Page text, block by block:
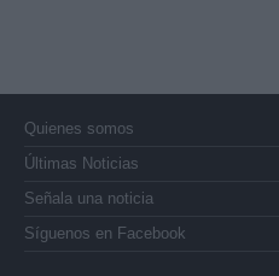
Quienes somos
Últimas Noticias
Señala una noticia
Síguenos en Facebook